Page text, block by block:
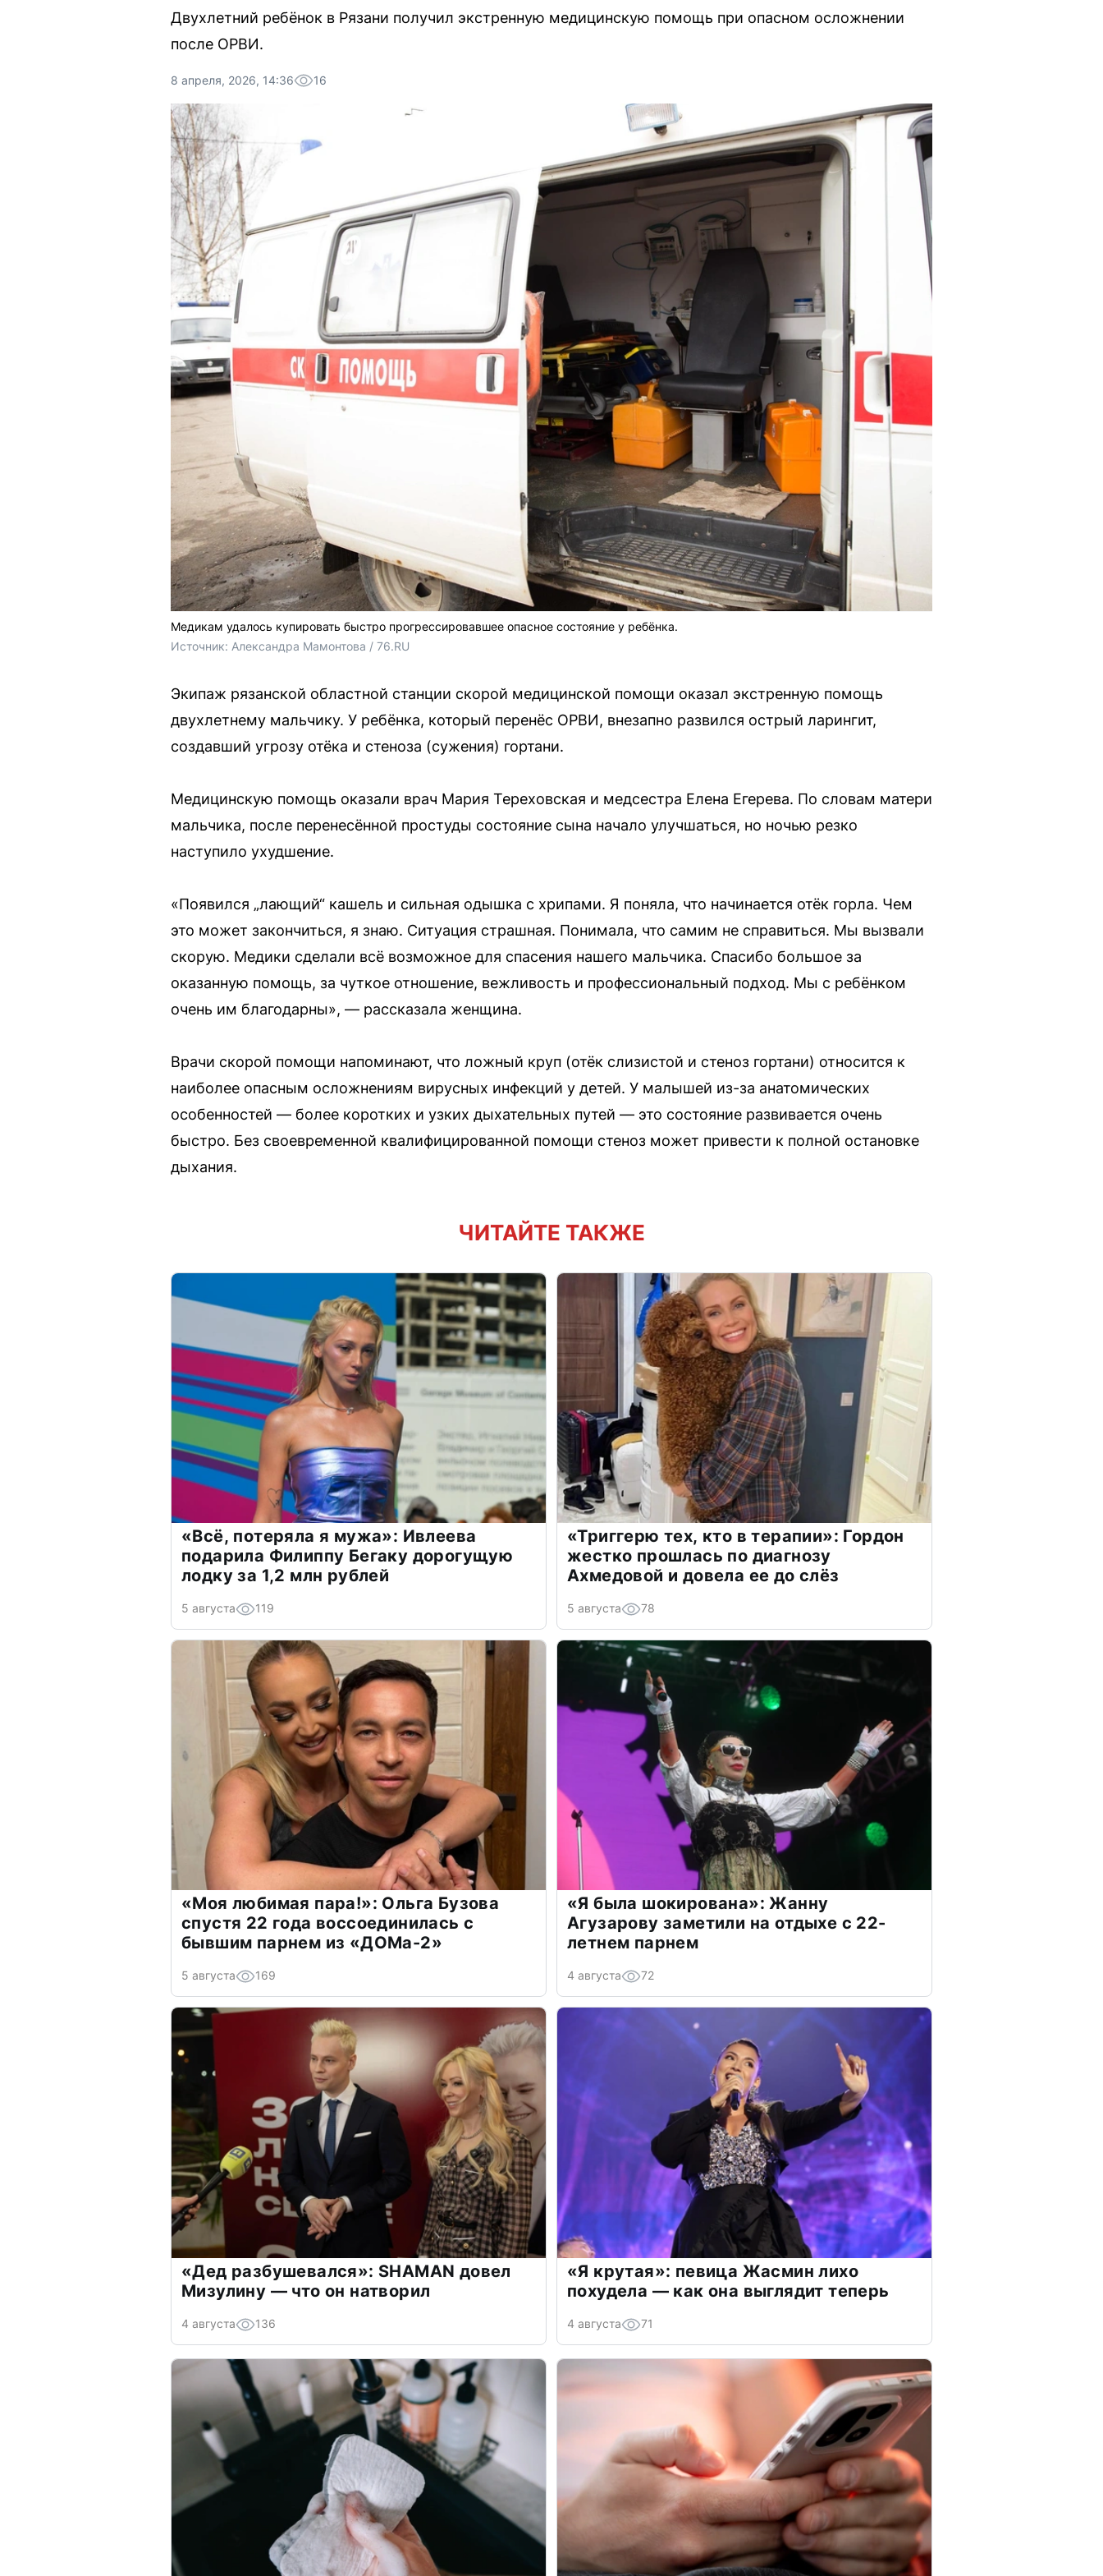
Двухлетний ребёнок в Рязани получил экстренную медицинскую помощь при опасном осложнении
после ОРВИ.
8 апреля, 2026, 14:36 16
Медикам удалось купировать быстро прогрессировавшее опасное состояние у ребёнка.
Источник: Александра Мамонтова / 76.RU
Экипаж рязанской областной станции скорой медицинской помощи оказал экстренную помощь
двухлетнему мальчику. У ребёнка, который перенёс ОРВИ, внезапно развился острый ларингит,
создавший угрозу отёка и стеноза (сужения) гортани.
Медицинскую помощь оказали врач Мария Тереховская и медсестра Елена Егерева. По словам матери
мальчика, после перенесённой простуды состояние сына начало улучшаться, но ночью резко
наступило ухудшение.
«Появился „лающий“ кашель и сильная одышка с хрипами. Я поняла, что начинается отёк горла. Чем
это может закончиться, я знаю. Ситуация страшная. Понимала, что самим не справиться. Мы вызвали
скорую. Медики сделали всё возможное для спасения нашего мальчика. Спасибо большое за
оказанную помощь, за чуткое отношение, вежливость и профессиональный подход. Мы с ребёнком
очень им благодарны», — рассказала женщина.
Врачи скорой помощи напоминают, что ложный круп (отёк слизистой и стеноз гортани) относится к
наиболее опасным осложнениям вирусных инфекций у детей. У малышей из-за анатомических
особенностей — более коротких и узких дыхательных путей — это состояние развивается очень
быстро. Без своевременной квалифицированной помощи стеноз может привести к полной остановке
дыхания.
ЧИТАЙТЕ ТАКЖЕ
«Всё, потеряла я мужа»: Ивлеева
подарила Филиппу Бегаку дорогущую
лодку за 1,2 млн рублей
5 августа 119
«Триггерю тех, кто в терапии»: Гордон
жестко прошлась по диагнозу
Ахмедовой и довела ее до слёз
5 августа 78
«Моя любимая пара!»: Ольга Бузова
спустя 22 года воссоединилась с
бывшим парнем из «ДОМа-2»
5 августа 169
«Я была шокирована»: Жанну
Агузарову заметили на отдыхе с 22-
летнем парнем
4 августа 72
«Дед разбушевался»: SHAMAN довел
Мизулину — что он натворил
4 августа 136
«Я крутая»: певица Жасмин лихо
похудела — как она выглядит теперь
4 августа 71